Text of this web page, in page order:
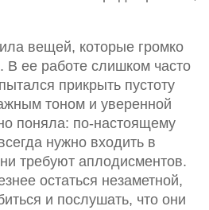
вещей, которые громко
В ее работе слишком часто
прикрыть пустоту
тоном и уверенной
поняла: по-настоящему
нужно входить в
требуют аплодисментов.
остаться незаметной,
и послушать, что они